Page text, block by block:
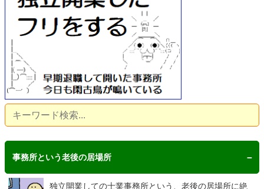
事務所という老後の居場所
独立開業しての士業事務所という、老後の居場所に絶